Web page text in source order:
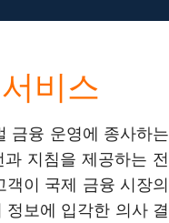
비스
금융 운영에 종사하는
지침을 제공하는 전
이 국제 금융 시장의
보에 입각한 의사 결